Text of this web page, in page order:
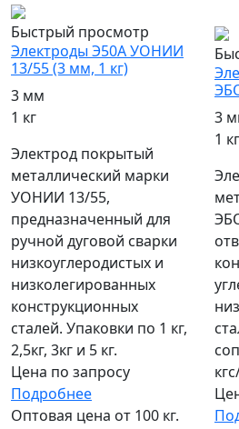
Быстрый просмотр
Электроды Э50А УОНИИ
13/55 (3 мм, 1 кг)
3 мм
1 кг
Электрод покрытый
металлический марки
УОНИИ 13/55,
предназначенный для
ручной дуговой сварки
низкоуглеродистых и
низколегированных
конструкционных
сталей. Упаковки по 1 кг,
2,5кг, 3кг и 5 кг.
Цена по запросу
Подробнее
Оптовая цена от 100 кг.
3
1 кг